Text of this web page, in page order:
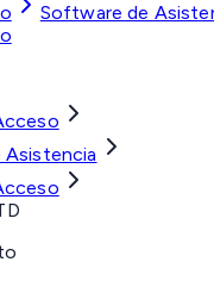
Software de